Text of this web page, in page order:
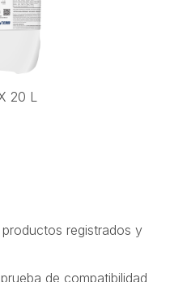
20 L
registrados y
de compatibilidad